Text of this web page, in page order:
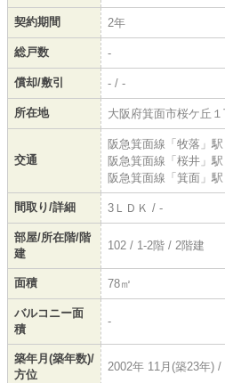
契約期間 2年
総戸数 -
償却/敷引 - / -
所在地 大阪府箕面市桜ケ丘１
交通
阪急箕面線「牧落」
阪急箕面線「桜井」
阪急箕面線「箕面」
間取り/詳細 3ＬＤＫ / -
部屋/所在階/階
建
102 / 1-2階 / 2階建
面積 78㎡
バルコニー面
積
-
築年月(築年数)/
方位
2002年 11月(築23年) /